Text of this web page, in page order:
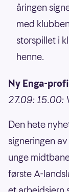
åringen
med
storspillet i
henne.
Ny Enga-
27.09: 15.00:
Den hete
signeringen
unge
første A-